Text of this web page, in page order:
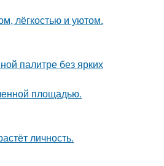
лёгкостью и уютом.
палитре без ярких
площадью.
личность.